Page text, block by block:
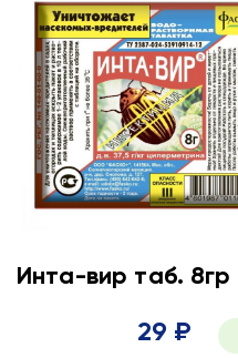
Инта-вир таб. 8гр
29 ₽